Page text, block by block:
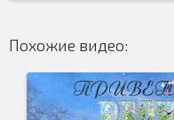
Похожие видео: